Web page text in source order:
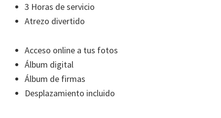
3 Horas de servicio
Atrezo divertido
Acceso online a tus fotos
Álbum digital
Álbum de firmas
Desplazamiento incluido